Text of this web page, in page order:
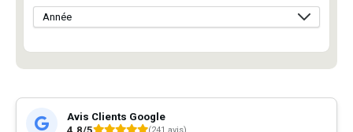
Avis Clients Google
(241 avis)